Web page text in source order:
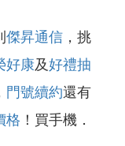
傑昇通信 ，挑
好康及好禮抽
門號續約還有
格 ！買手機．